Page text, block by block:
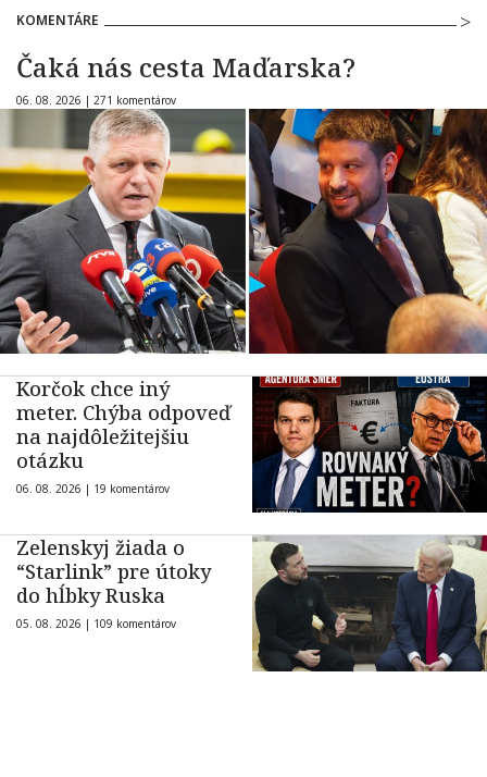
KOMENTÁRE
Čaká nás cesta Maďarska?
06. 08. 2026 | 271 komentárov
Korčok chce iný
meter. Chýba odpoveď
na najdôležitejšiu
otázku
06. 08. 2026 | 19 komentárov
Zelenskyj žiada o
“Starlink” pre útoky
do hĺbky Ruska
05. 08. 2026 | 109 komentárov